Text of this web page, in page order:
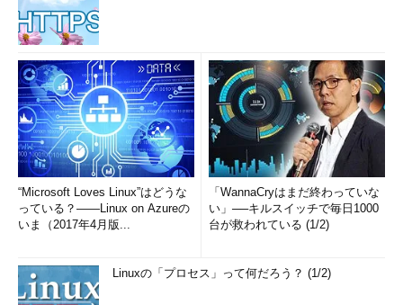
“Microsoft Loves Linux”はどうな
っている？――Linux on Azureの
いま（2017年4月版...
「WannaCryはまだ終わっていな
い」──キルスイッチで毎日1000
台が救われている (1/2)
Linuxの「プロセス」って何だろう？ (1/2)